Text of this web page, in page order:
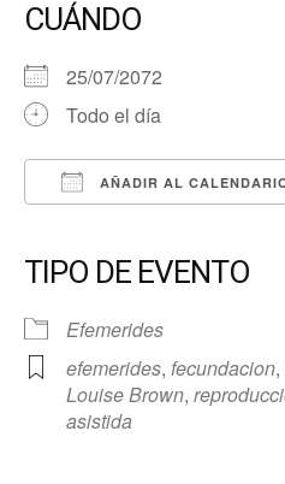
CUÁNDO
25/07/2072
Todo el día
AÑADIR AL
TIPO DE EVENTO
Efemerides
efemerides, fecundacion,
Louise Brown,
asistida